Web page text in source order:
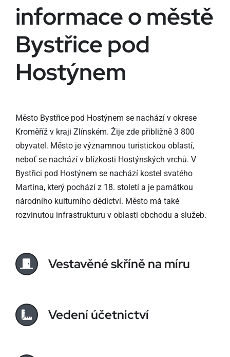
informace o městě
Bystřice pod
Hostýnem
Město Bystřice pod Hostýnem se nachází v okrese
Kroměříž v kraji Zlínském. Žije zde přibližně 3 800
obyvatel. Město je významnou turistickou oblastí,
neboť se nachází v blízkosti Hostýnských vrchů. V
Bystřici pod Hostýnem se nachází kostel svatého
Martina, který pochází z 18. století a je památkou
národního kulturního dědictví. Město má také
rozvinutou infrastrukturu v oblasti obchodu a služeb.
Vestavěné skříně na míru
Vedení účetnictví